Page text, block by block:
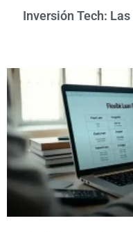
Inversión Tech: